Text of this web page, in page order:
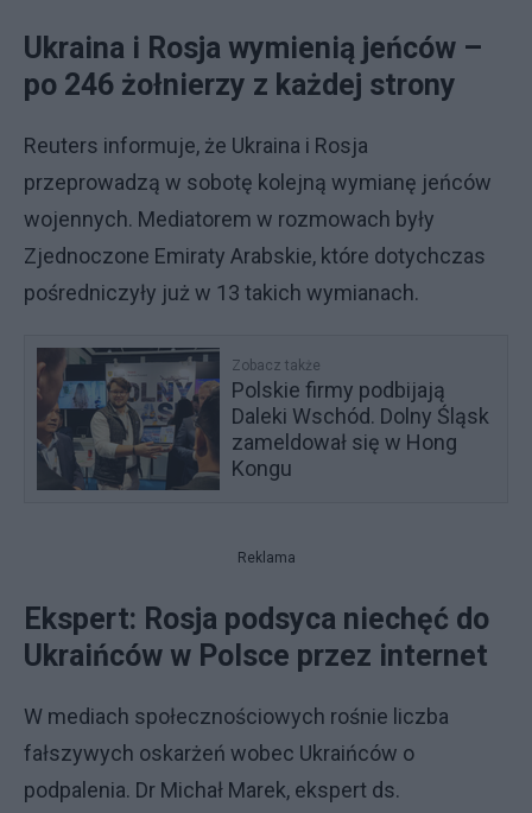
Ukraina i Rosja wymienią jeńców –
po 246 żołnierzy z każdej strony
Reuters informuje, że Ukraina i Rosja
przeprowadzą w sobotę kolejną wymianę jeńców
wojennych. Mediatorem w rozmowach były
Zjednoczone Emiraty Arabskie, które dotychczas
pośredniczyły już w 13 takich wymianach.
Zobacz także
Polskie firmy podbijają
Daleki Wschód. Dolny Śląsk
zameldował się w Hong
Kongu
Reklama
Ekspert: Rosja podsyca niechęć do
Ukraińców w Polsce przez internet
W mediach społecznościowych rośnie liczba
fałszywych oskarżeń wobec Ukraińców o
podpalenia. Dr Michał Marek, ekspert ds.